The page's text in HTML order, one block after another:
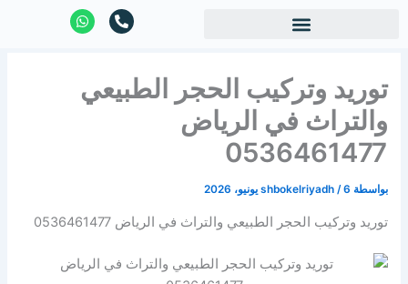
P
h
a
W
h
pتوريد وتركيب الحجر الطبيعي
والتراث في الرياض
0536461477
بواسطة shbokelriyadh /6 يونيو، 2026
توريد وتركيب الحجر الطبيعي والتراث في الرياض 0536461477